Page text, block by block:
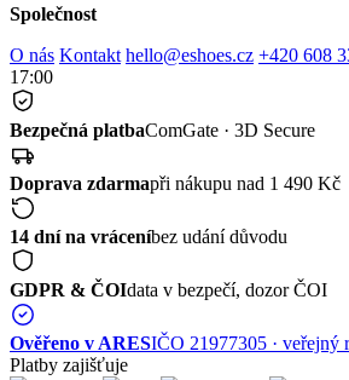
Společnost
O nás Kontakt hello@eshoes.cz +420 608
17:00
Bezpečná platbaComGate · 3D Secure
Doprava zdarmapři nákupu nad 1 490 Kč
14 dní na vráceníbez udání důvodu
GDPR & ČOIdata v bezpečí, dozor ČOI
Ověřeno v ARESIČO 21977305 · veřejný
Platby zajišťuje